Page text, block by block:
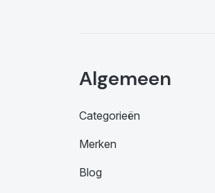
Algemeen
Categorieën
Merken
Blog